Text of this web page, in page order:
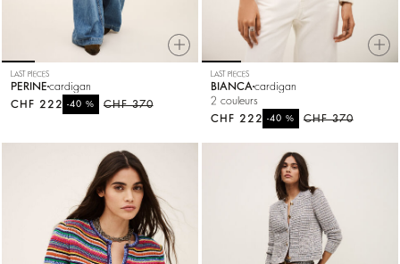
LAST PIECES
PERINE cardigan
CHF 370
-40%
CHF 222
LAST PIECES
BIANCA cardigan
2 couleurs
CHF 370
-40%
CHF 222